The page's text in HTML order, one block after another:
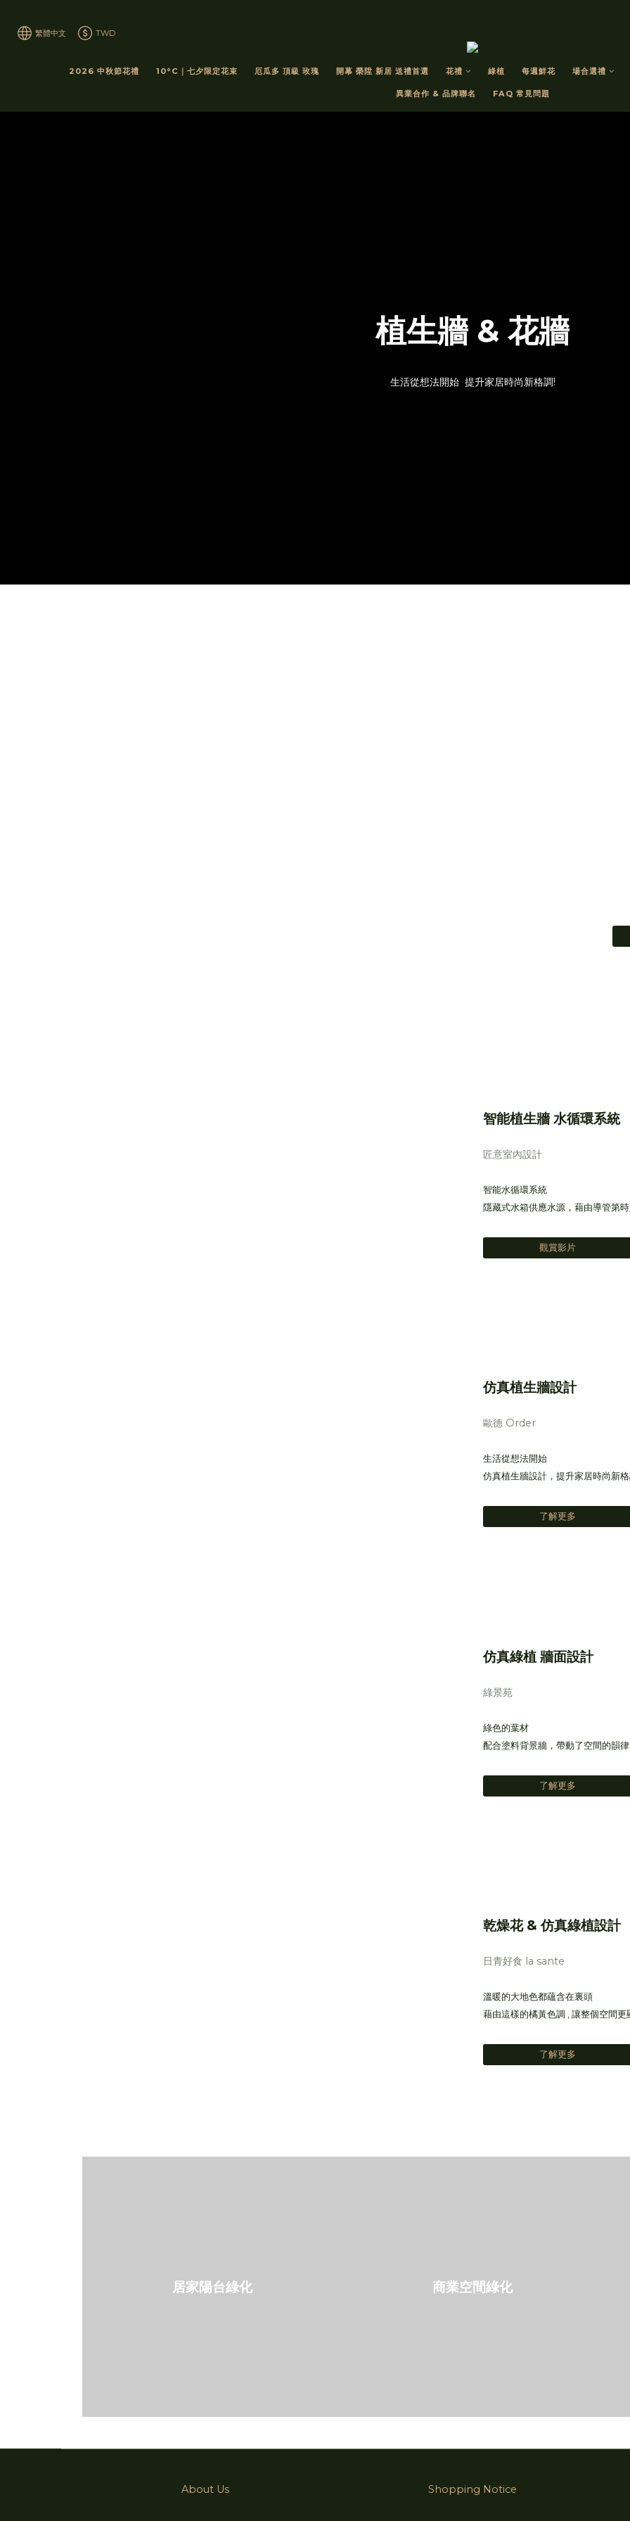
繁體中文 TWD
2026 中秋節花禮 10°C｜七夕限定花束 厄瓜多 頂級 玫瑰 開幕 榮陞 新居 送禮首選 花禮 綠植 每週鮮花 場合選禮
異業合作 & 品牌聯名 FAQ 常見問題
植生牆 & 花牆
生活從想法開始 提升家居時尚新格調!
智能植生牆 水循環系統
匠意室內設計
智能水循環系統
隱藏式水箱供應水源，藉由導管第
觀賞影片
仿真植生牆設計
歐德 Order
生活從想法開始
仿真植生牆設計，提升家居時尚新
了解更多
仿真綠植 牆面設計
綠景苑
綠色的葉材
配合塗料背景牆，帶動了空間的韻律
了解更多
乾燥花 & 仿真綠植設計
日青好食 la sante
溫暖的大地色都蘊含在裏頭
藉由這樣的橘黃色調 , 讓整個空間更
了解更多
居家陽台綠化 商業空間綠化
About Us Shopping Notice